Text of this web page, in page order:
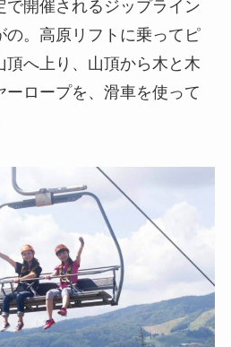
で開催されるジップライン
の。高原リフトに乗ってピ
頂へ上り、山頂から木と木
ロープを、滑車を使って